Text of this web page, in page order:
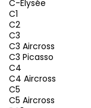
C-Elysée
C1
C2
C3
C3 Aircross
C3 Picasso
C4
C4 Aircross
C5
C5 Aircross